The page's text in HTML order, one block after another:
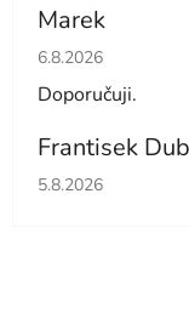
Marek
Hodnocení
6.8.2026
Doporučuji.
Frantisek
Hodnocení
5.8.2026